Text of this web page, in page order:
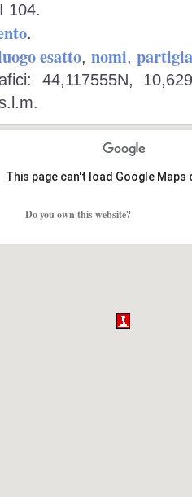
104.
.
esatto, nomi,
44,117555N,
This page can't load Google
Do you own this website?